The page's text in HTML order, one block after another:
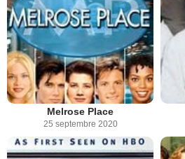
Melrose Place
25 septembre 2020